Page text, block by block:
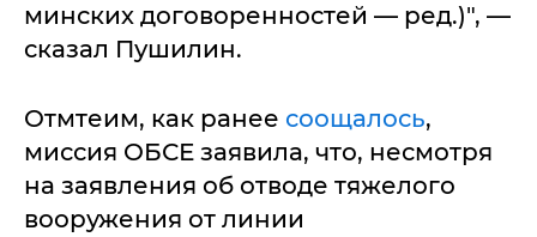
минских договоренностей — ред.)", —
сказал Пушилин.
Отмтеим, как ранее соощалось,
миссия ОБСЕ заявила, что, несмотря
на заявления об отводе тяжелого
вооружения от линии